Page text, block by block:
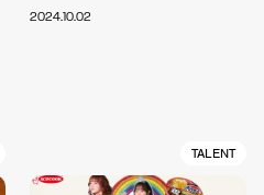
2024.10.02
TALENT